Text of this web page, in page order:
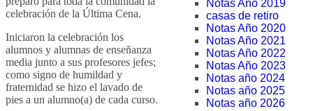
Notas Año 2019
casas de retiro
Notas Año 2020
Notas Año 2021
Notas Año 2022
Notas Año 2023
Notas año 2024
Notas año 2025
Notas año 2026
celebración de la Última Cena.
Iniciaron la celebración los
alumnos y alumnas de enseñanza
media junto a sus profesores jefes;
como signo de humildad y
fraternidad se hizo el lavado de
pies a un alumno(a) de cada curso.